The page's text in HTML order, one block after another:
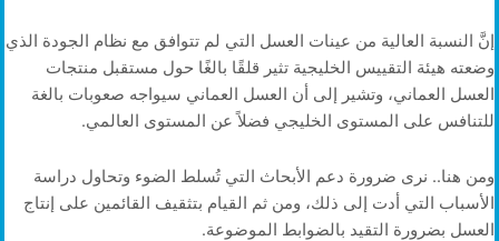
إنَّ النسبة العالية من عينات العسل التي لم تتوافق مع نظام الجودة الذي
وضعته هيئة التقييس الخليجية تثير قلقًا بالغًا حول مستقبل منتجات
العسل العماني، وتشير إلى أن العسل العماني سيواجه صعوبات بالغة
للتنافس على المستوى الخليجي فضلاً عن المستوى العالمي.
ومن هنا.. نرى ضرورة دعم الأبحاث التي تُسلط الضوء وتحاول دراسة
الأسباب التي أدت إلى ذلك، ومن ثم القيام بتثقيف القائمين على إنتاج
العسل بضرورة التقيد بالضوابط الموضوعة.